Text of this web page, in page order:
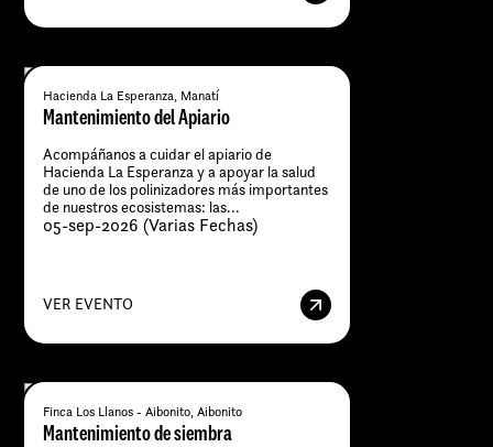
Hacienda La Esperanza, Manatí
Mantenimiento del Apiario
Acompáñanos a cuidar el apiario de
Hacienda La Esperanza y a apoyar la salud
de uno de los polinizadores más importantes
de nuestros ecosistemas: las...
05-sep-2026 (Varias Fechas)
VER EVENTO
Finca Los Llanos - Aibonito, Aibonito
Mantenimiento de siembra